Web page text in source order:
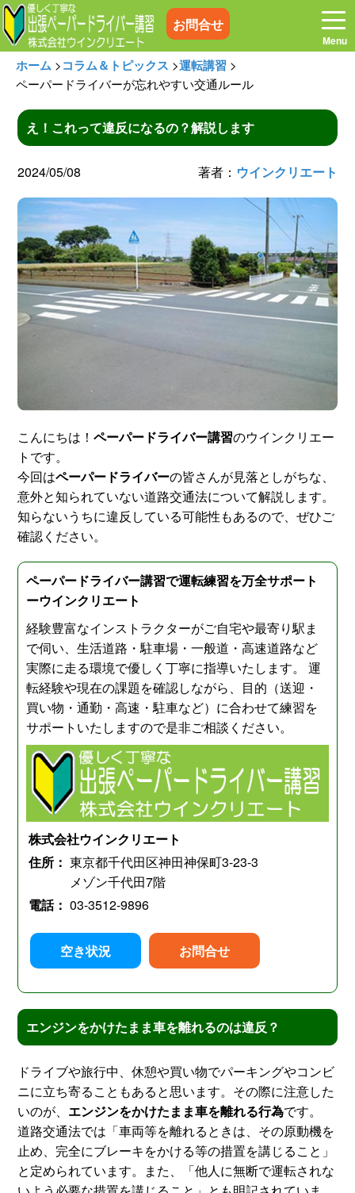
お問合せ
ホーム お電話はこちら
プログラム 講習料金
お客様の声 コラム&トピックス
よくある質問 空き状況
スタッフ紹介
簡易補助ブレーキと
キャンペーン
新着情報 会社概要
ホーム >コラム＆トピックス >運転講習 >
ペーパードライバーが忘れやすい交通ルール
え！これって違反になるの？解説します
2024/05/08 著者： ウインクリエート
こんにちは！ペーパードライバー講習のウインクリエー
トです。
今回はペーパードライバーの皆さんが見落としがちな、
意外と知られていない道路交通法について解説します。
知らないうちに違反している可能性もあるので、ぜひご
確認ください。
ペーパードライバー講習で運転練習を万全サポート
ーウインクリエート
経験豊富なインストラクターがご自宅や最寄り駅ま
で伺い、生活道路・駐車場・一般道・高速道路など
実際に走る環境で優しく丁寧に指導いたします。 運
転経験や現在の課題を確認しながら、目的（送迎・
買い物・通勤・高速・駐車など）に合わせて練習を
サポートいたしますので是非ご相談ください。
株式会社ウインクリエート
住所： 東京都千代田区神田神保町3-23-3
メゾン千代田7階
電話： 03-3512-9896
空き状況 お問合せ
エンジンをかけたまま車を離れるのは違反？
ドライブや旅行中、休憩や買い物でパーキングやコンビ
ニに立ち寄ることもあると思います。その際に注意した
いのが、 エンジンをかけたまま車を離れる行為です。
道路交通法では「車両等を離れるときは、その原動機を
止め、完全にブレーキをかける等の措置を講じること」
と定められています。また、「他人に無断で運転されな